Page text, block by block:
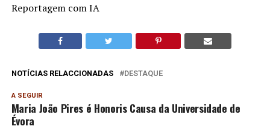
Reportagem com IA
NOTÍCIAS RELACCIONADAS DESTAQUE
A SEGUIR
Maria João Pires é Honoris Causa da Universidade de
Évora